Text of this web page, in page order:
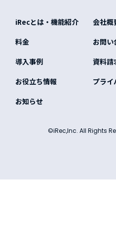
©iRec,Inc. All Rights
iRecとは・機能紹介
料金
導入事例
お役立ち情報
お知らせ
会社概
お問い
資料請
プライ